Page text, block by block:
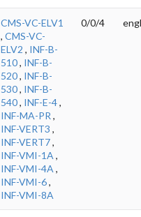
CMS-VC-ELV1
, CMS-VC-
ELV2 , INF-B-
510, INF-B-
520, INF-B-
530, INF-B-
540, INF-E-4,
INF-MA-PR ,
INF-VERT3 ,
INF-VERT7,
INF-VMI-1A ,
INF-VMI-4A ,
INF-VMI-6,
INF-VMI-8A
0/0/4